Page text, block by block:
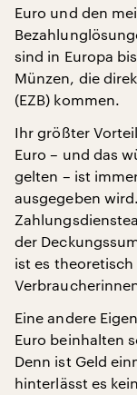
Euro und den
sind in Europa
Münzen, die
(EZB) kommen.
Ihr größter
Euro – und das
gelten – ist
ausgegeben
der
ist es
Eine andere
Euro beinhalten
Denn ist Geld
hinterlässt es